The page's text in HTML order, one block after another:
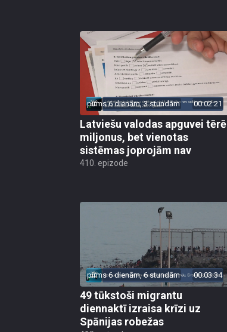
pirms 6 dienām, 3 stundām 00:02:21
Latviešu valodas apguvei tērē
miljonus, bet vienotas
sistēmas joprojām nav
410. epizode
pirms 6 dienām, 6 stundām 00:03:34
49 tūkstoši migrantu
diennaktī izraisa krīzi uz
Spānijas robežas